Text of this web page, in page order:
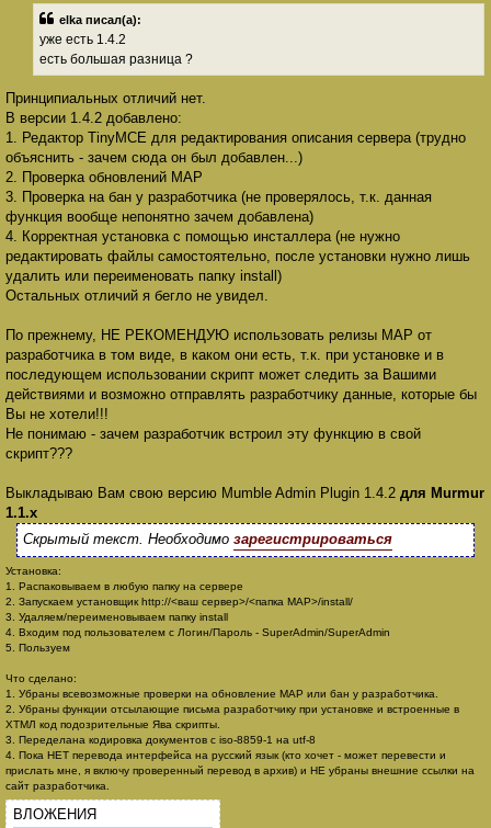
elka писал(а):
уже есть 1.4.2
есть большая разница ?
Принципиальных отличий нет.
В версии 1.4.2 добавлено:
1. Редактор TinyMCE для редактирования описания сервера (трудно
объяснить - зачем сюда он был добавлен...)
2. Проверка обновлений MAP
3. Проверка на бан у разработчика (не проверялось, т.к. данная
функция вообще непонятно зачем добавлена)
4. Корректная установка с помощью инсталлера (не нужно
редактировать файлы самостоятельно, после установки нужно лишь
удалить или переименовать папку install)
Остальных отличий я бегло не увидел.
По прежнему, НЕ РЕКОМЕНДУЮ использовать релизы MAP от
разработчика в том виде, в каком они есть, т.к. при установке и в
последующем использовании скрипт может следить за Вашими
действиями и возможно отправлять разработчику данные, которые бы
Вы не хотели!!!
Не понимаю - зачем разработчик встроил эту функцию в свой
скрипт???
Выкладываю Вам свою версию Mumble Admin Plugin 1.4.2 для Murmur
1.1.x
Скрытый текст. Необходимо зарегистрироваться
Установка:
1. Распаковываем в любую папку на сервере
2. Запускаем установщик http://<ваш сервер>/<папка MAP>/install/
3. Удаляем/переименовываем папку install
4. Входим под пользователем с Логин/Пароль - SuperAdmin/SuperAdmin
5. Пользуем
Что сделано:
1. Убраны всевозможные проверки на обновление MAP или бан у разработчика.
2. Убраны функции отсылающие письма разработчику при установке и встроенные в
ХТМЛ код подозрительные Ява скрипты.
3. Переделана кодировка документов с iso-8859-1 на utf-8
4. Пока НЕТ перевода интерфейса на русский язык (кто хочет - может перевести и
прислать мне, я включу проверенный перевод в архив) и НЕ убраны внешние ссылки на
сайт разработчика.
ВЛОЖЕНИЯ